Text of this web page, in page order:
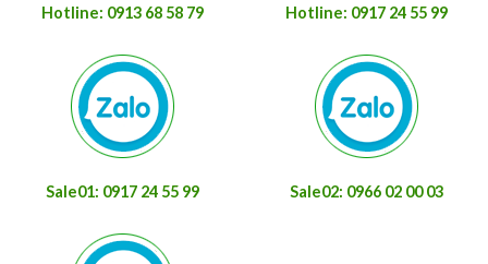
Hotline: 0913 68 58 79 Hotline: 0917 24 55 99
Sale01: 0917 24 55 99 Sale02: 0966 02 00 03